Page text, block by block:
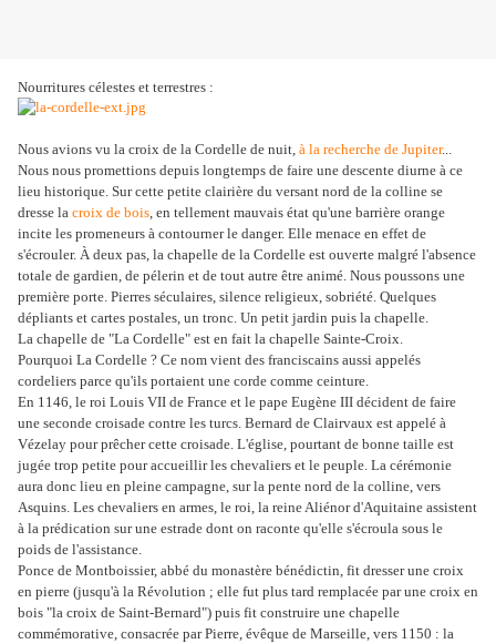
Nourritures célestes et terrestres :
Nous avions vu la croix de la Cordelle de nuit, à la recherche de Jupiter...
Nous nous promettions depuis longtemps de faire une descente diurne à ce
lieu historique. Sur cette petite clairière du versant nord de la colline se
dresse la croix de bois, en tellement mauvais état qu'une barrière orange
incite les promeneurs à contourner le danger. Elle menace en effet de
s'écrouler. À deux pas, la chapelle de la Cordelle est ouverte malgré l'absence
totale de gardien, de pélerin et de tout autre être animé. Nous poussons une
première porte. Pierres séculaires, silence religieux, sobriété. Quelques
dépliants et cartes postales, un tronc. Un petit jardin puis la chapelle.
La chapelle de "La Cordelle" est en fait la chapelle Sainte-Croix.
Pourquoi La Cordelle ? Ce nom vient des franciscains aussi appelés
cordeliers parce qu'ils portaient une corde comme ceinture.
En 1146, le roi Louis VII de France et le pape Eugène III décident de faire
une seconde croisade contre les turcs. Bernard de Clairvaux est appelé à
Vézelay pour prêcher cette croisade. L'église, pourtant de bonne taille est
jugée trop petite pour accueillir les chevaliers et le peuple. La cérémonie
aura donc lieu en pleine campagne, sur la pente nord de la colline, vers
Asquins. Les chevaliers en armes, le roi, la reine Aliénor d'Aquitaine assistent
à la prédication sur une estrade dont on raconte qu'elle s'écroula sous le
poids de l'assistance.
Ponce de Montboissier, abbé du monastère bénédictin, fit dresser une croix
en pierre (jusqu'à la Révolution ; elle fut plus tard remplacée par une croix en
bois "la croix de Saint-Bernard") puis fit construire une chapelle
commémorative, consacrée par Pierre, évêque de Marseille, vers 1150 : la